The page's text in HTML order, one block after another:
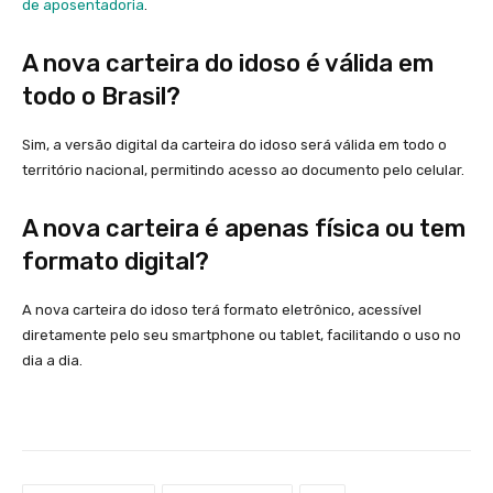
de aposentadoria.
A nova carteira do idoso é válida em
todo o Brasil?
Sim, a versão digital da carteira do idoso será válida em todo o
território nacional, permitindo acesso ao documento pelo celular.
A nova carteira é apenas física ou tem
formato digital?
A nova carteira do idoso terá formato eletrônico, acessível
diretamente pelo seu smartphone ou tablet, facilitando o uso no
dia a dia.